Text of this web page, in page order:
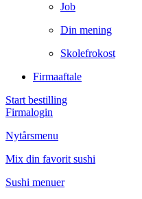
Job
Din mening
Skolefrokost
Firmaaftale
Start bestilling
Firmalogin
Nytårsmenu
Mix din favorit sushi
Sushi menuer